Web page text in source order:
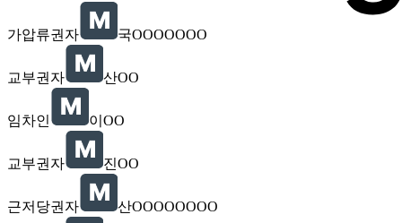
가압류권자 국OOOOOOO
교부권자 산OO
임차인 이OO
교부권자 진OO
근저당권자 산OOOOOOOO